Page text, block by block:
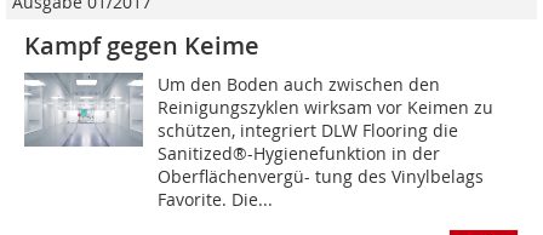
Kampf gegen Keime
Um den Boden auch zwischen den
Reinigungszyklen wirksam vor Keimen zu
schützen, integriert DLW Flooring die
Sanitized®-Hygienefunktion in der
Oberflächenvergü- tung des Vinylbelags
Favorite. Die...